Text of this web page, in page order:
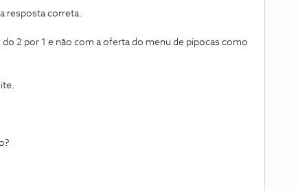
resposta correta.
2 por 1 e não com a oferta do menu de pipocas como